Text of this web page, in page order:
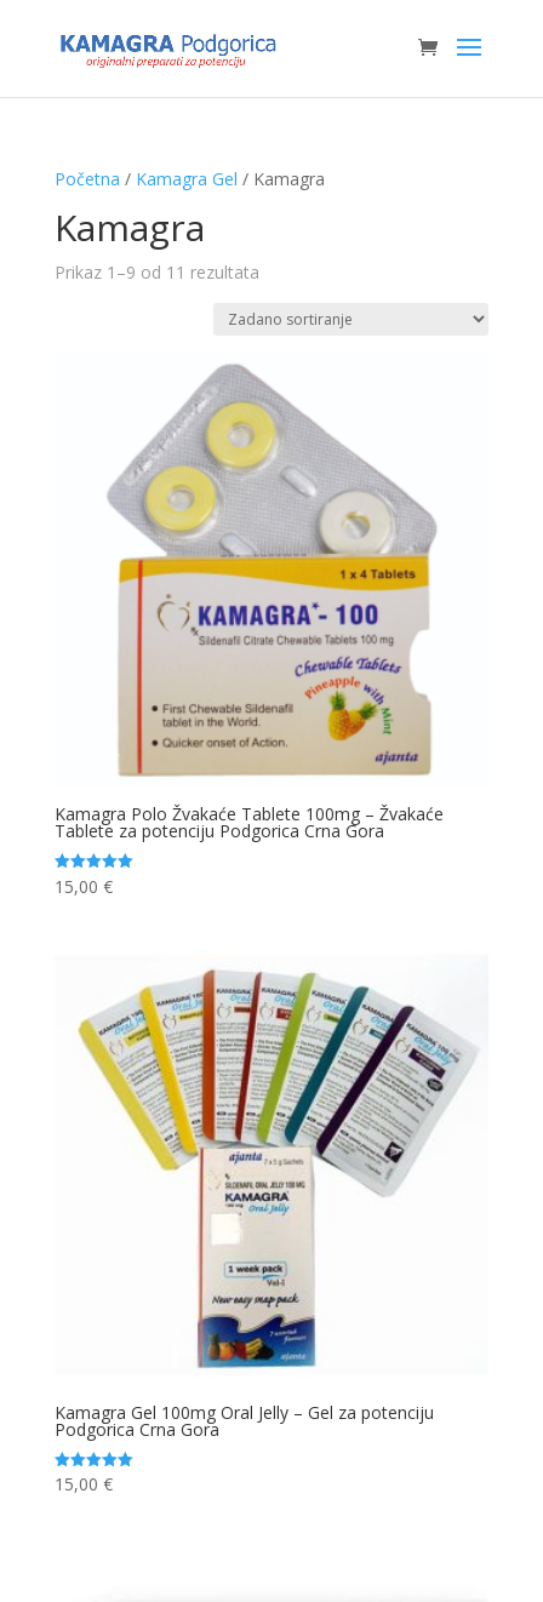
Početna / Kamagra Gel / Kamagra
Kamagra
Prikaz 1–9 od 11 rezultata
Kamagra Polo Žvakaće Tablete 100mg – Žvakaće
Tablete za potenciju Podgorica Crna Gora
Ocjenjeno
5.00
15,00 €
Kamagra Gel 100mg Oral Jelly – Gel za potenciju
Podgorica Crna Gora
Ocjenjeno
5.00
15,00 €